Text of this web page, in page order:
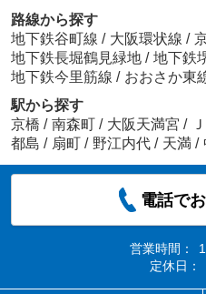
路線から探す
地下鉄谷町線 / 大阪環状線 /
地下鉄長堀鶴見緑地 / 地下鉄
地下鉄今里筋線 / おおさか東
駅から探す
京橋 / 南森町 / 大阪天満宮 /
都島 / 扇町 / 野江内代 / 天満 /
電話で
営業時間：
定休日：